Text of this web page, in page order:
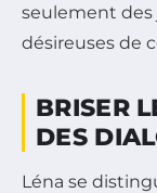
seulement des
désireuses de
BRISER
DES
Léna se